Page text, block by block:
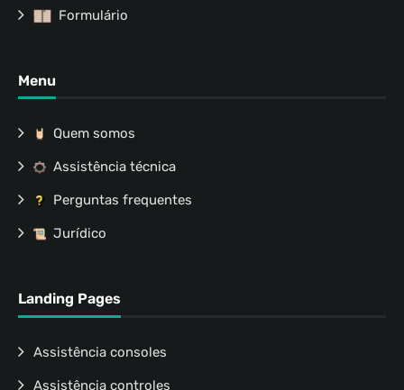
Formulário
Menu
Quem somos
Assistência técnica
Perguntas frequentes
Jurídico
Landing Pages
Assistência consoles
Assistência controles